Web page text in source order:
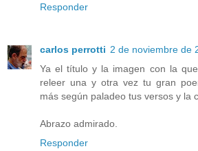
Responder
carlos perrotti 2 de noviembre de
Ya el título y la imagen con la
releer una y otra vez tu gran
más según paladeo tus versos y la
Abrazo admirado.
Responder